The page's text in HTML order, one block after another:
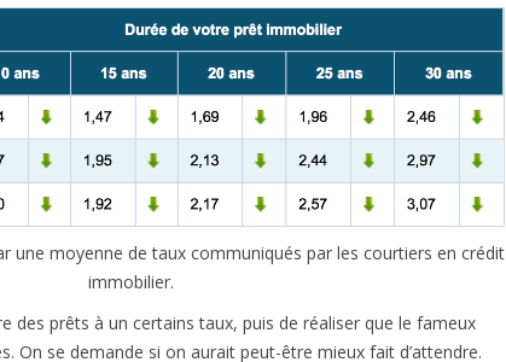
une moyenne de taux communiqués par les courtiers en crédit
immobilier.
des prêts à un certains taux, puis de réaliser que le fameux
On se demande si on aurait peut-être mieux fait d’attendre.